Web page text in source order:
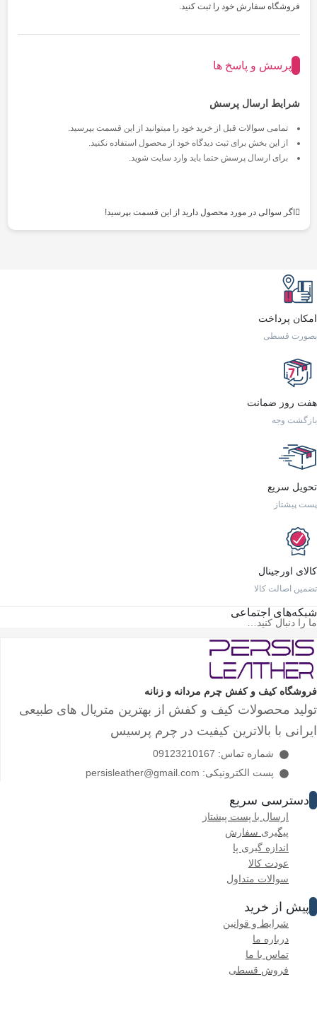
فروشگاه سفارش خود را ثبت کنید.
پرسش و پاسخ ها
شرایط ارسال پرسش
تمامی سوالات قبل از خرید خود را میتوانید از این قسمت بپرسید.
از این بخش برای ثبت دیدگاه خود از محصول استفاده نکنید.
برای ارسال پرسش حتما باید وارد سایت شوید.
اگر سوالی در مورد محصول دارید از این قسمت بپرسید!
امکان پرداخت
بصورت قسطی
هفت روز ضمانت
بازگشت وجه
تحویل سریع
پست پیشتاز
کالای اورجینال
تضمین اصالت کالا
شبکه‌های اجتماعی
ما را دنبال کنید…
فروشگاه کیف و کفش چرم مردانه و زنانه
تولید محصولات کیف و کفش از بهترین متریال های طبیعی
ایرانی با بالاترین کیفیت در چرم پرسیس
شماره تماس: 09123210167
پست الکترونیکی: persisleather@gmail.com
دسترسی سریع
ارسال با پست پیشتاز
پیگیری سفارش
اندازه گیری پا
عودت کالا
سوالات متداول
پیش از خرید
شرایط و قوانین
درباره ما
تماس با ما
فروش قسطی